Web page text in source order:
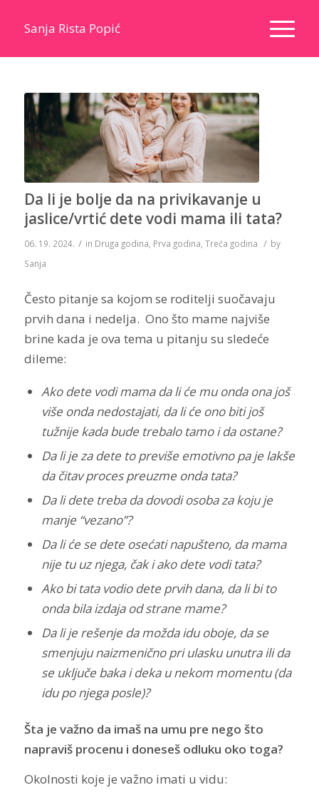
Sanja Rista Popić
Da li je bolje da na privikavanje u
jaslice/vrtić dete vodi mama ili tata?
06. 19. 2024. / in Druga godina Prva godina Treća godina / by
Sanja
Često pitanje sa kojom se roditelji suočavaju
prvih dana i nedelja. Ono što mame najviše
brine kada je ova tema u pitanju su sledeće
dileme:
Ako dete vodi mama da li će mu onda ona još
više onda nedostajati, da li će ono biti još
tužnije kada bude trebalo tamo i da ostane?
Da li je za dete to previše emotivno pa je lakše
da čitav proces preuzme onda tata?
Da li dete treba da dovodi osoba za koju je
manje “vezano”?
Da li će se dete osećati napušteno, da mama
nije tu uz njega, čak i ako dete vodi tata?
Ako bi tata vodio dete prvih dana, da li bi to
onda bila izdaja od strane mame?
Da li je rešenje da možda idu oboje, da se
smenjuju naizmenično pri ulasku unutra ili da
se uključe baka i deka u nekom momentu (da
idu po njega posle)?
Šta je važno da imaš na umu pre nego što
napraviš procenu i doneseš odluku oko toga?
Okolnosti koje je važno imati u vidu: